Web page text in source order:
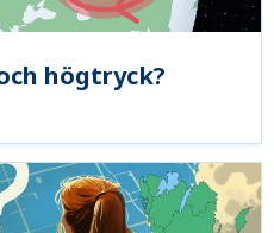
högtryck?